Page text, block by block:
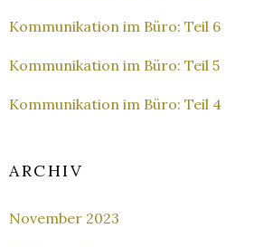
Kommunikation im Büro: Teil 6
Kommunikation im Büro: Teil 5
Kommunikation im Büro: Teil 4
ARCHIV
November 2023